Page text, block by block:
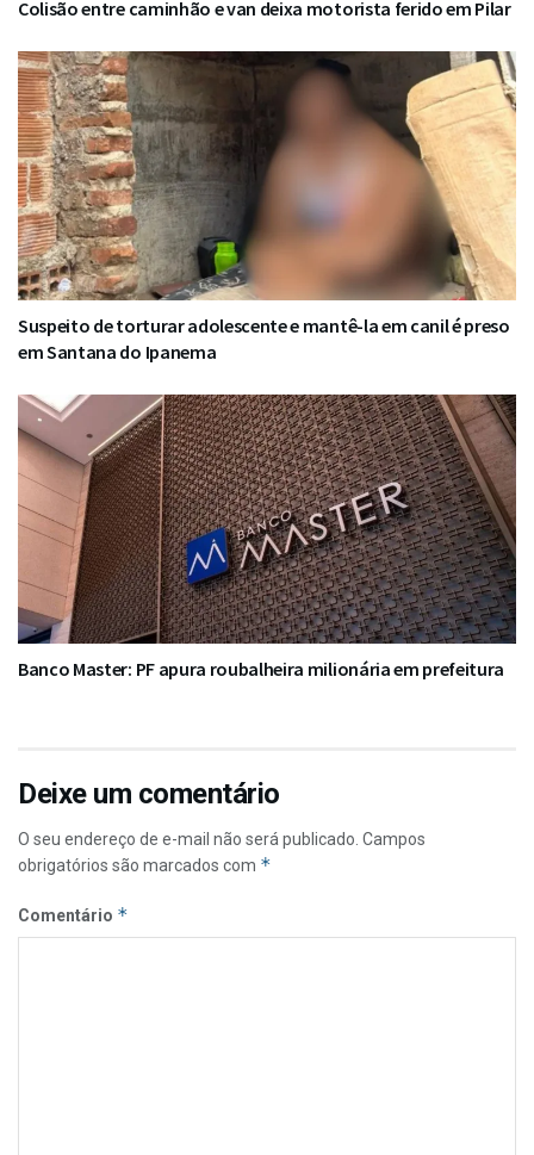
Colisão entre caminhão e van deixa motorista ferido em Pilar
Suspeito de torturar adolescente e mantê-la em canil é preso
em Santana do Ipanema
Banco Master: PF apura roubalheira milionária em prefeitura
Deixe um comentário
O seu endereço de e-mail não será publicado. Campos
obrigatórios são marcados com *
Comentário *